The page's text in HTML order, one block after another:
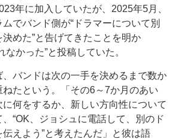
年に加入していたが、2025年5月、
でバンド側が“ドラマーについて別
めた”と告げてきたことを明か
なかった”と投稿していた。
バンドは次の一手を決めるまで数か
ねたという。「その6～7か月のあい
何をするか、新しい方向性について
“OK、ジョシュに電話して、別のド
えよう”と考えたんだ」と彼は語